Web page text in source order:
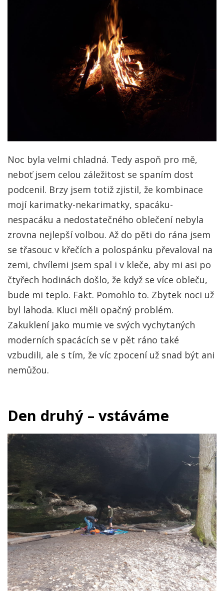
Noc byla velmi chladná. Tedy aspoň pro mě,
neboť jsem celou záležitost se spaním dost
podcenil. Brzy jsem totiž zjistil, že kombinace
mojí karimatky-nekarimatky, spacáku-
nespacáku a nedostatečného oblečení nebyla
zrovna nejlepší volbou. Až do pěti do rána jsem
se třasouc v křečích a polospánku převaloval na
zemi, chvílemi jsem spal i v kleče, aby mi asi po
čtyřech hodinách došlo, že když se více obleču,
bude mi teplo. Fakt. Pomohlo to. Zbytek noci už
byl lahoda. Kluci měli opačný problém.
Zakuklení jako mumie ve svých vychytaných
moderních spacácích se v pět ráno také
vzbudili, ale s tím, že víc zpocení už snad být ani
nemůžou.
Den druhý – vstáváme